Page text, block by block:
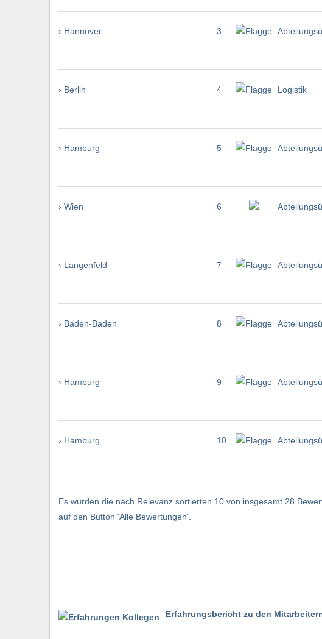
› Hannover 3
› Berlin 4 Logistik
› Hamburg 5
› Wien 6
› Langenfeld 7
› Baden-Baden 8
› Hamburg 9
› Hamburg 10
Es wurden die nach Relevanz sortierten 10 von insgesamt 28
auf den Button 'Alle Bewertungen'.
Erfahrungsbericht zu den